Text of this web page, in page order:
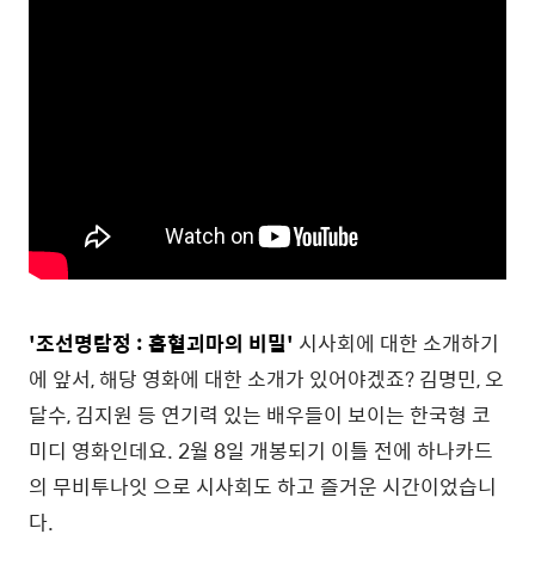
'조선명탐정 : 흡혈괴마의 비밀' 시사회에 대한 소개하기
에 앞서, 해당 영화에 대한 소개가 있어야겠죠? 김명민, 오
달수, 김지원 등 연기력 있는 배우들이 보이는 한국형 코
미디 영화인데요. 2월 8일 개봉되기 이틀 전에 하나카드
의 무비투나잇 으로 시사회도 하고 즐거운 시간이었습니
다.